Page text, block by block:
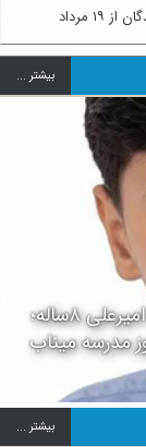
مرداد
بيشتر ...
فیلم/ دفن یک لنگه کفش به جای پیکر امیرعلی ۸ساله؛
مدرسه میناب
بيشتر ...